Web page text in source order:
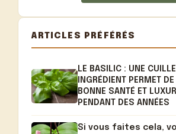
ARTICLES PRÉFÉRÉS
LE BASILIC : UNE
INGRÉDIENT PERMET DE
BONNE SANTÉ ET
PENDANT DES ANNÉES
Si vous faites cela,